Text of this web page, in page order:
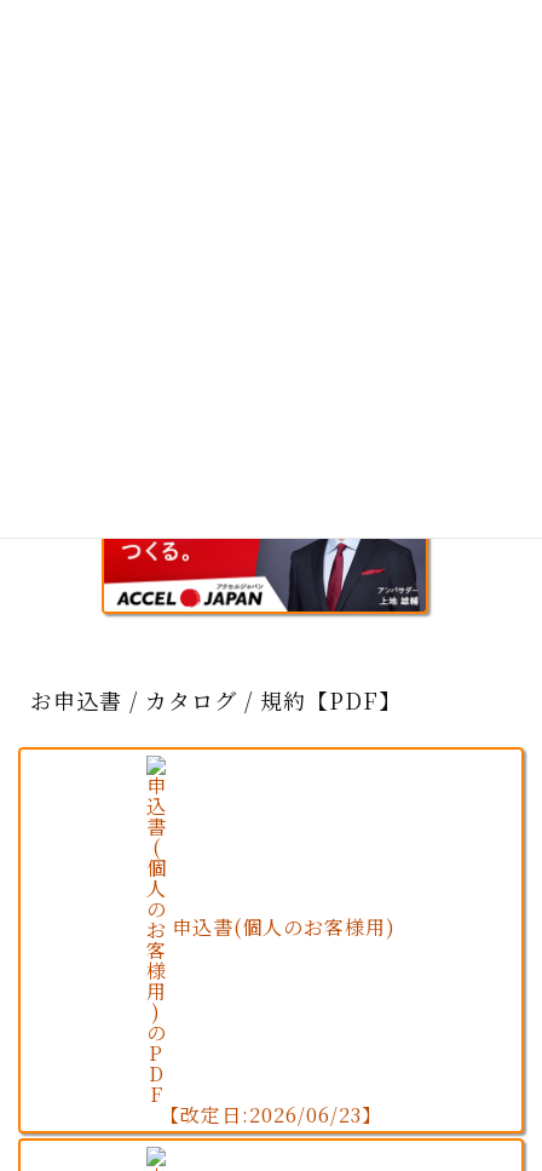
お申込書 / カタログ / 規約【PDF】
申込書(個人のお客様用)
【改定日:2026/06/23】